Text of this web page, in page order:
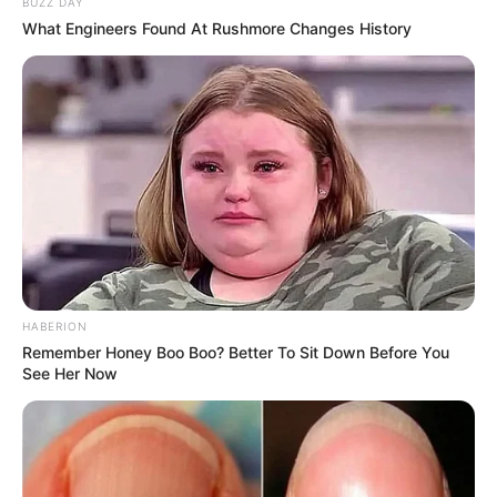
Aplique a renda na juta
BUZZ DAY
What Engineers Found At Rushmore Changes History
HABERION
Remember Honey Boo Boo? Better To Sit Down Before You
See Her Now